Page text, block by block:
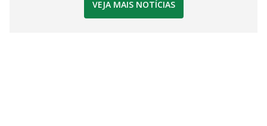
VEJA MAIS NOTÍCIAS